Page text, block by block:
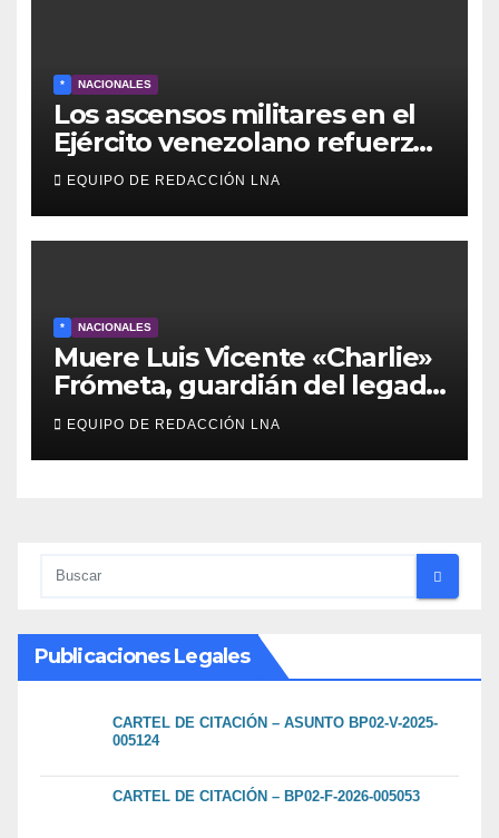
* NACIONALES
Los ascensos militares en el
Ejército venezolano refuerzan
el control político y operativo
de la Fuerza Armada
EQUIPO DE REDACCIÓN LNA
* NACIONALES
Muere Luis Vicente «Charlie»
Frómeta, guardián del legado
musical de la Billo’s Caracas
Boys
EQUIPO DE REDACCIÓN LNA
Publicaciones Legales
CARTEL DE CITACIÓN – ASUNTO BP02-V-2025-
005124
CARTEL DE CITACIÓN – BP02-F-2026-005053